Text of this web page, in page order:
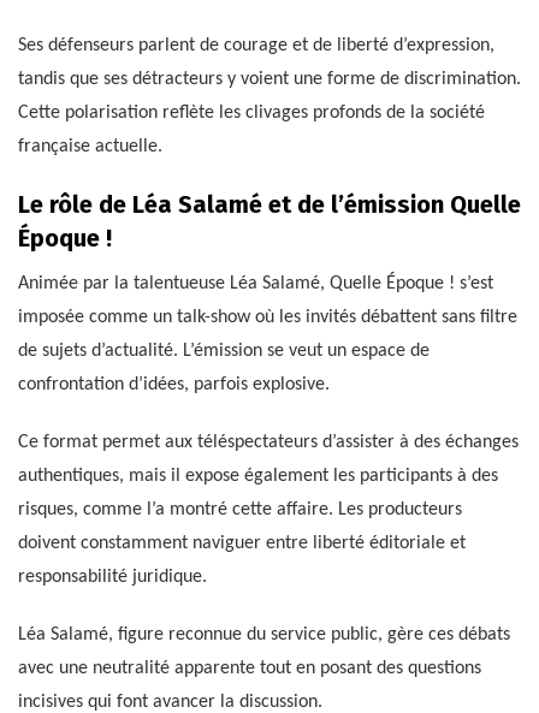
Ses défenseurs parlent de courage et de liberté d’expression,
tandis que ses détracteurs y voient une forme de discrimination.
Cette polarisation reflète les clivages profonds de la société
française actuelle.
Le rôle de Léa Salamé et de l’émission Quelle
Époque !
Animée par la talentueuse Léa Salamé, Quelle Époque ! s’est
imposée comme un talk-show où les invités débattent sans filtre
de sujets d’actualité. L’émission se veut un espace de
confrontation d’idées, parfois explosive.
Ce format permet aux téléspectateurs d’assister à des échanges
authentiques, mais il expose également les participants à des
risques, comme l’a montré cette affaire. Les producteurs
doivent constamment naviguer entre liberté éditoriale et
responsabilité juridique.
Léa Salamé, figure reconnue du service public, gère ces débats
avec une neutralité apparente tout en posant des questions
incisives qui font avancer la discussion.